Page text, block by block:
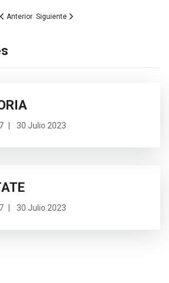
Artículo anterior: DELIBERACION PUBLICA CCPD
Anterior Artículo siguiente: CONCURSO PUBLICO
Siguiente
30 Julio 2023
30 Julio 2023